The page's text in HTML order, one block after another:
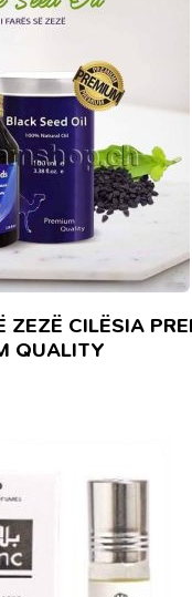
ZEZË CILËSIA
QUALITY